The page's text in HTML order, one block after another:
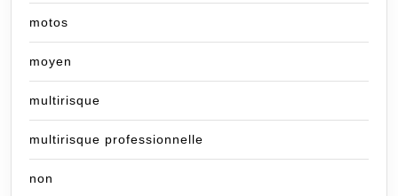
motos
moyen
multirisque
multirisque professionnelle
non